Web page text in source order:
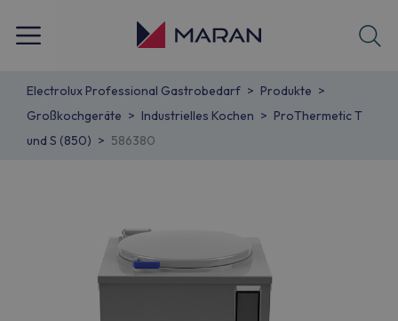
Electrolux Professional Gastrobedarf
Produkte
Großkochgeräte
Industrielles Kochen
ProThermetic T
und S (850)
586380